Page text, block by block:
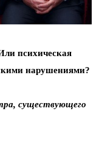
психическая
нарушениями?
существующего